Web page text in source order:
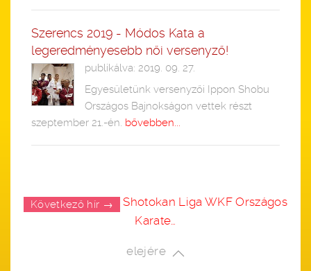
Szerencs 2019 - Módos Kata a
legeredményesebb női versenyző!
publikálva: 2019. 09. 27.
Egyesületünk versenyzői Ippon Shobu
Országos Bajnokságon vettek részt
szeptember 21.-én. bővebben...
Következő hír →
Shotokan Liga WKF Országos
Karate…
elejére